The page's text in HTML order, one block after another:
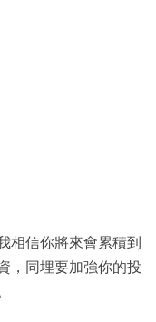
相信你將來會累積到
，同埋要加強你的投